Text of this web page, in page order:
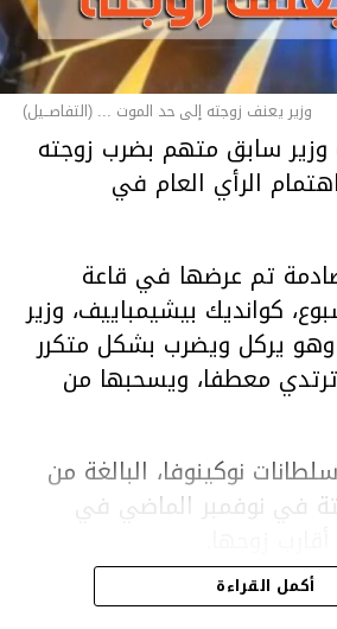
وزير يعنف زوجته إلى حد الموت ... (التفاصــيل)
سابق متهم بضرب زوجته
الرأي العام في
تم عرضها في قاعة
كوانديك بيشيمباييف، وزير
وهو يركل ويضرب بشكل متكرر
ترتدي معطفا، ويسحبها من
نوكينوفا، البالغة من
ميتة في نوفمبر الماضي في
الشرعي، توفيت نوكينوفا
أكمل القراءة